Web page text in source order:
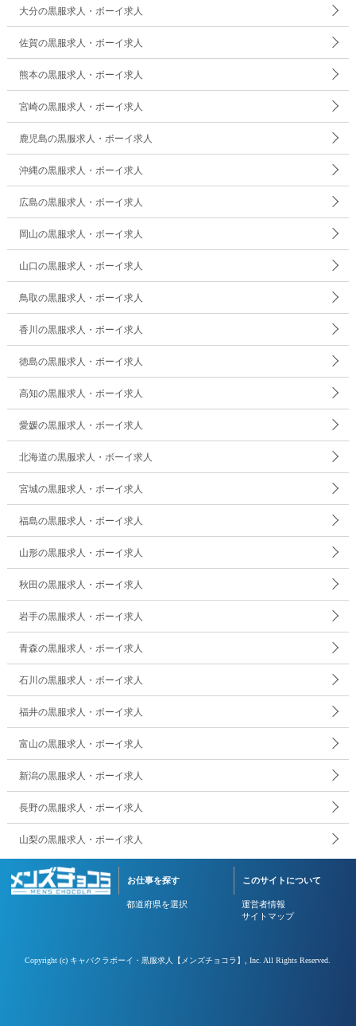
大分の黒服求人・ボーイ求人
佐賀の黒服求人・ボーイ求人
熊本の黒服求人・ボーイ求人
宮崎の黒服求人・ボーイ求人
鹿児島の黒服求人・ボーイ求人
沖縄の黒服求人・ボーイ求人
広島の黒服求人・ボーイ求人
岡山の黒服求人・ボーイ求人
山口の黒服求人・ボーイ求人
鳥取の黒服求人・ボーイ求人
香川の黒服求人・ボーイ求人
徳島の黒服求人・ボーイ求人
高知の黒服求人・ボーイ求人
愛媛の黒服求人・ボーイ求人
北海道の黒服求人・ボーイ求人
宮城の黒服求人・ボーイ求人
福島の黒服求人・ボーイ求人
山形の黒服求人・ボーイ求人
秋田の黒服求人・ボーイ求人
岩手の黒服求人・ボーイ求人
青森の黒服求人・ボーイ求人
石川の黒服求人・ボーイ求人
福井の黒服求人・ボーイ求人
富山の黒服求人・ボーイ求人
新潟の黒服求人・ボーイ求人
長野の黒服求人・ボーイ求人
山梨の黒服求人・ボーイ求人
お仕事を探す
都道府県を選択
このサイトについて
運営者情報
サイトマップ
Copyright (c) キャバクラボーイ・黒服求人【メンズチョコラ】 , Inc. All Rights Reserved.